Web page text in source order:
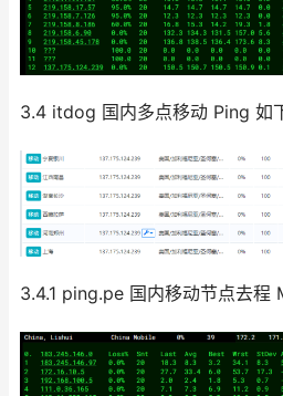
3.4 itdog 国内多点移动 Ping 如
3.4.1 ping.pe 国内移动节点去程